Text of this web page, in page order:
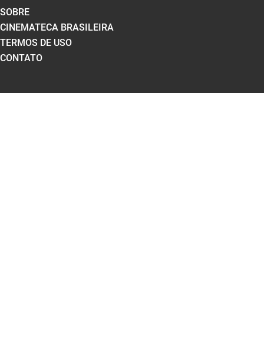
SOBRE
CINEMATECA BRASILEIRA
TERMOS DE USO
CONTATO